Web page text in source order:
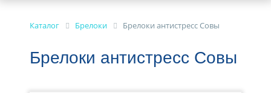
Каталог Брелоки Брелоки антистресс Совы
Брелоки антистресс Совы